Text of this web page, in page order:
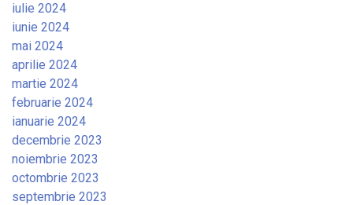
iulie 2024
iunie 2024
mai 2024
aprilie 2024
martie 2024
februarie 2024
ianuarie 2024
decembrie 2023
noiembrie 2023
octombrie 2023
septembrie 2023